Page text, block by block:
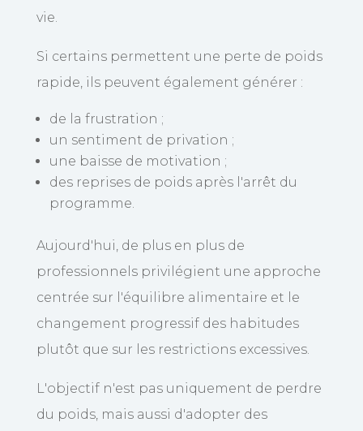
vie.
Si certains permettent une perte de poids
rapide, ils peuvent également générer :
de la frustration ;
un sentiment de privation ;
une baisse de motivation ;
des reprises de poids après l'arrêt du
programme.
Aujourd'hui, de plus en plus de
professionnels privilégient une approche
centrée sur l'équilibre alimentaire et le
changement progressif des habitudes
plutôt que sur les restrictions excessives.
L'objectif n'est pas uniquement de perdre
du poids, mais aussi d'adopter des